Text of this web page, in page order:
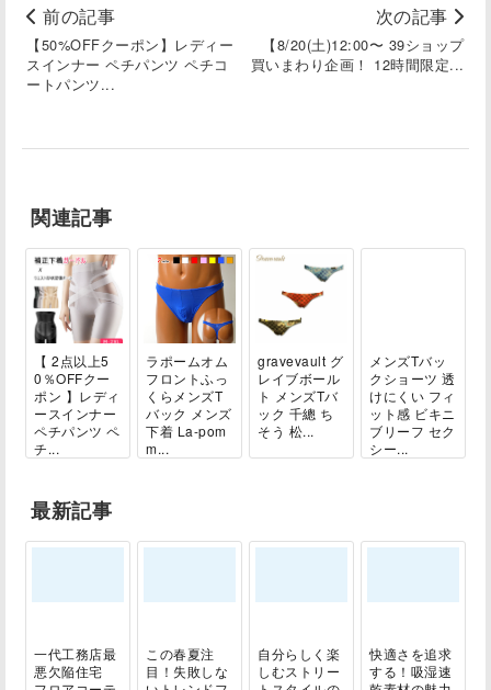
前の記事
【50%OFFクーポン】レディー
スインナー ペチパンツ ペチコ
ートパンツ...
次の記事
【8/20(土)12:00〜 39ショップ
買いまわり企画！ 12時間限定...
関連記事
【 2点以上5
0％OFFクー
ポン 】レディ
ースインナー
ペチパンツ ペ
チ...
ラポームオム
フロントふっ
くらメンズT
バック メンズ
下着 La-pom
m...
gravevault グ
レイブボール
ト メンズTバ
ック 千總 ち
そう 松...
メンズTバッ
クショーツ 透
けにくい フィ
ット感 ビキニ
ブリーフ セク
シー...
最新記事
一代工務店最
悪欠陥住宅
この春夏注
目！失敗しな
自分らしく楽
しむストリー
快適さを追求
する！吸湿速